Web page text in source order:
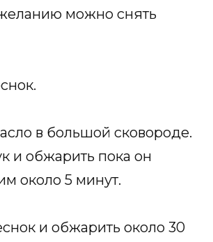
можно снять
в большой сковороде.
и обжарить пока он
около 5 минут.
и обжарить около 30